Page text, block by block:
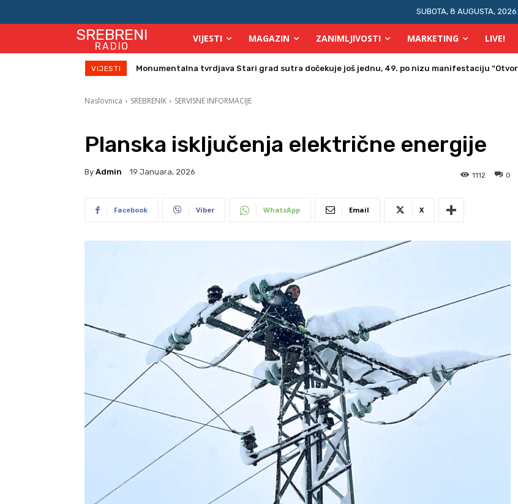
SUBOTA, 8 AUGUSTA, 2026
SREBRENI
RADIO
VIJESTI MAGAZIN ZANIMLJIVOSTI MARKETING LIVE!
VIJESTI Monumentalna tvrdjava Stari grad sutra dočekuje još jednu, 49. po nizu manifestaciju
Direktor Vijeća stranih investitora u Bosni i Hercegovini posjetio Srebrenik
Naslovnica SREBRENIK SERVISNE INFORMACIJE
Planska isključenja električne energije
By Admin 19 Januara, 2026 0
1112
Facebook Viber WhatsApp Email X